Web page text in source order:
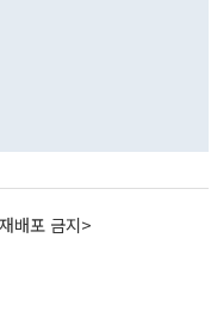
배포 금지>